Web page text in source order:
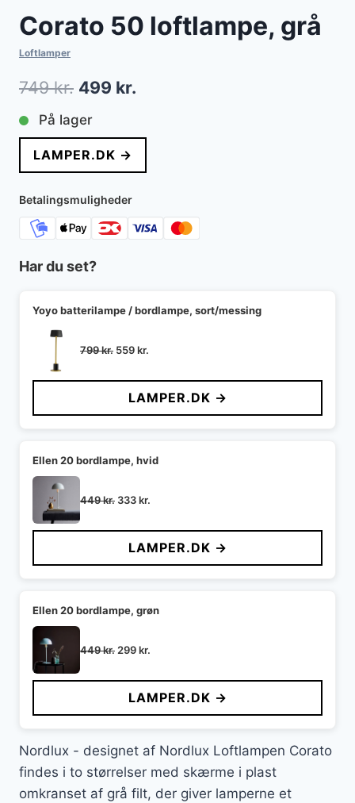
Corato 50 loftlampe, grå
Loftlamper
749kr. Den
oprindelige
pris
var:
749 kr..
499 kr.
pris
er:
På lager
LAMPER.DK →
Betalingsmuligheder
Har du set?
Yoyo batterilampe / bordlampe, sort/messing
799kr. Den
pris
var:
799 kr..
559kr.
pris
er:
559 kr..
LAMPER.DK →
Ellen 20 bordlampe, hvid
449kr. Den
pris
var:
449 kr..
333kr.
pris
er:
333 kr..
LAMPER.DK →
Ellen 20 bordlampe, grøn
449kr. Den
pris
var:
449 kr..
299kr.
pris
er:
299 kr..
LAMPER.DK →
Nordlux - designet af Nordlux Loftlampen Corato
findes i to størrelser med skærme i plast
omkranset af grå filt, der giver lamperne et